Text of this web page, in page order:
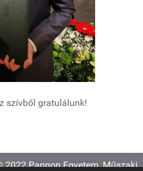
szívből gratulálunk!
Pannon Egyetem, Műszaki